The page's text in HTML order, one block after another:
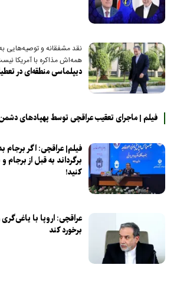
نقد مشفقانه و توصیه‌هایی
همه‌اش مذاکره با آمریکا
دیپلماسی منطقه‌ای در
فیلم | ماجرای تعقیب عراقچی توسط پهپاد‌های
فیلم| عراقچی: اگر برجام
برگرداند به قبل از برجام
کنید!
عراقچی: اروپا با
برخورد کند